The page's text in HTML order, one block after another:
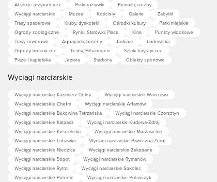
Atrakcje przyrodnicze Parki rozrywki
Pomniki, rzeźby
Wyciągi narciarskie
Muzea Kościoły Galerie
Zabytki
Trasy spacerowe
Kluby, dyskoteki Ośrodki kultury
Parki miejskie
Ogrody zoologiczne
Rynki, Starówki, Place Kina
Punkty widokowe
Trasy rowerowe
Aquaparki, baseny Jaskinie
Lodowiska
Ogrody botaniczne
Teatry, Filharmonie
Szlaki turystyczne
Plaże i kąpieliska
Jeziora Stadiony Obiekty sportowe
Wyciągi narciarskie
Wyciągi narciarskie Kazimierz Dolny
Wyciągi narciarskie Warszawa
Wyciągi narciarskie Chełm
Wyciągi narciarskie Arłamów
Wyciągi narciarskie Bukowina Tatrzańska
Wyciągi narciarskie Czorsztyn
Wyciągi narciarskie Karpacz
Wyciągi narciarskie Kudowa-Zdrój
Wyciągi narciarskie Kościelisko
Wyciągi narciarskie Murzasichle
Wyciągi narciarskie Lubawka
Wyciągi narciarskie Piwniczna-Zdrój
Wyciągi narciarskie Niedzica
Wyciągi narciarskie Zakopane
Wyciągi narciarskie Sopot
Wyciągi narciarskie Rymanów
Wyciągi narciarskie Rytro
Wyciągi narciarskie Sokolec
Wyciągi narciarskie Poronin
Wyciągi narciarskie Polańczyk